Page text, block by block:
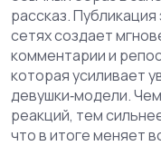
рассказ.
сетях создает
комментарии и
которая усиливает
девушки‑модели.
реакций, тем
что в итоге меняет